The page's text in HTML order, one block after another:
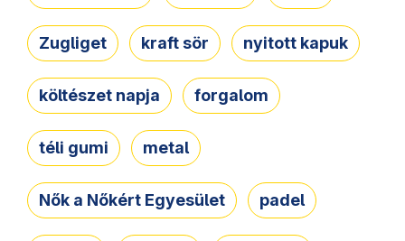
Zugliget kraft sör nyitott kapuk
költészet napja forgalom
téli gumi metal
Nők a Nőkért Egyesület padel